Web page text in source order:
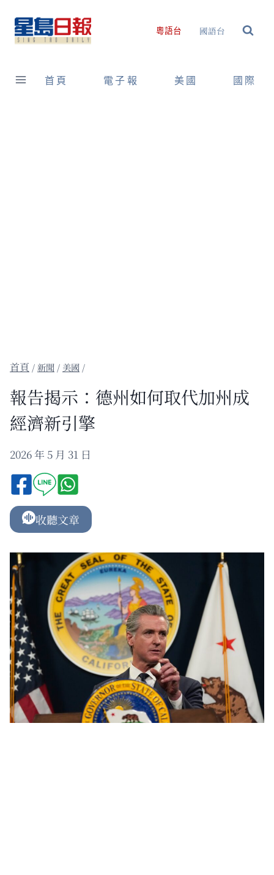
content
粵語台 國語台
首頁 電子報 美國 國際
/新聞 / 美國 /
報告揭示：德州如何取代加州成
經濟新引擎
2026 年 5 月 31 日
收聽文章